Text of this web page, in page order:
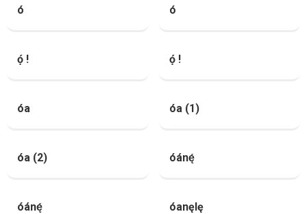
ó ó
ọ́ ! ọ́ !
óa óa (1)
óa (2) óánę́
óánę́ óanęlę